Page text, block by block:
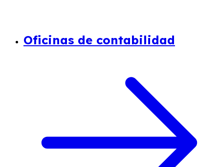
Oficinas de contabilidad